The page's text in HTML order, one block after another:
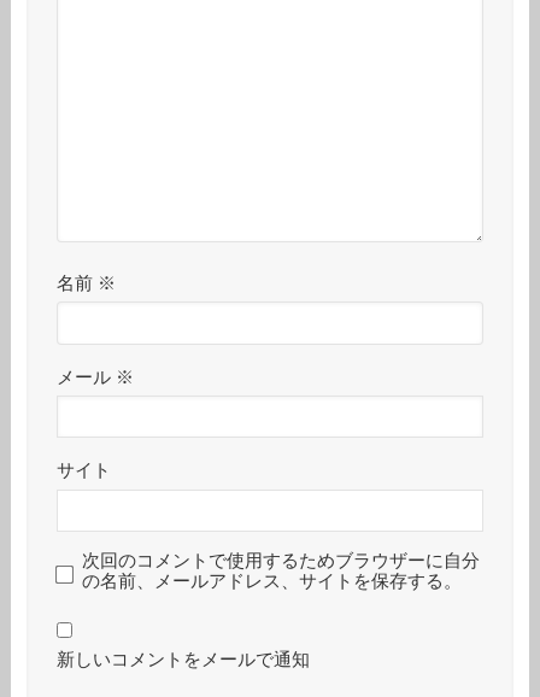
名前 ※
メール ※
サイト
次回のコメントで使用するためブラウザーに自分
の名前、メールアドレス、サイトを保存する。
新しいコメントをメールで通知